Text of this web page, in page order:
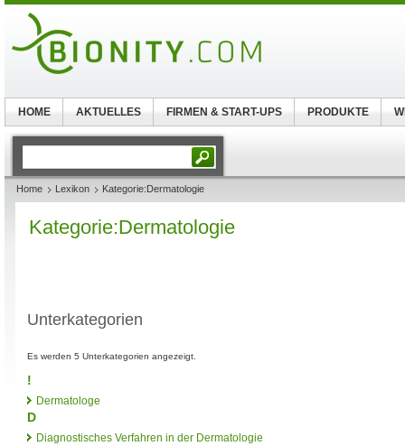
Home Lexikon Kategorie:Dermatologie
Kategorie:Dermatologie
Unterkategorien
Es werden 5 Unterkategorien angezeigt.
!
Dermatologe
D
Diagnostisches Verfahren in der Dermatologie
HOME AKTUELLES FIRMEN & START-UPS PRODUKTE